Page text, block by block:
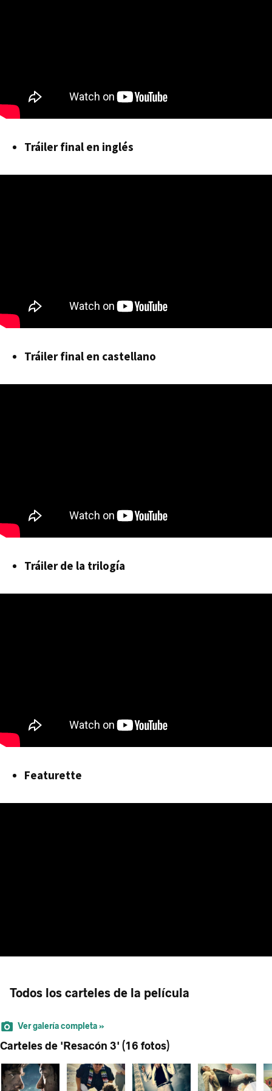
Tráiler final en inglés
Tráiler final en castellano
Tráiler de la trilogía
Featurette
Todos los carteles de la película
Ver galería completa »
Carteles de 'Resacón 3' (16 fotos)